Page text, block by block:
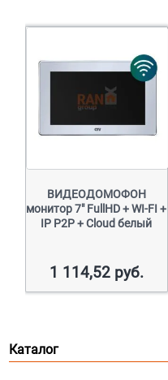
ВИДЕОДОМОФОН
монитор 7″ FullHD + WI-FI +
IP P2P + Cloud белый
1 114,52 руб.
Каталог